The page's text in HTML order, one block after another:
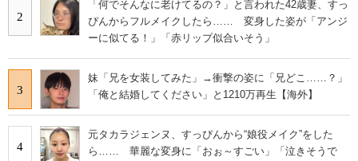
2
「何でそんなに老けてるの？」と言われた42歳妻、すっ
ぴんからフルメイクしたら…… 変身した姿が「アンジ
ーに似てる！」「赤リップ似合いそう」
3
妹「兄を女装してみた」→衝撃の姿に「兄どこ……？」
「俺と結婚してください」と1210万再生【海外】
4
元タカラジェンヌ、すっぴんから“娘役メイク”をした
ら…… 華麗な変身に「おぉ～すごい」「泣きそうで